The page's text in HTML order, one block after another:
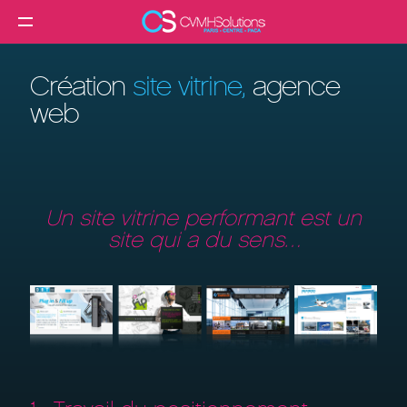
MENU
Créer un site internet
Référencement SEO
Clients
Blog
Création site vitrine, agence
web
Un site vitrine performant est un
site qui a du sens…